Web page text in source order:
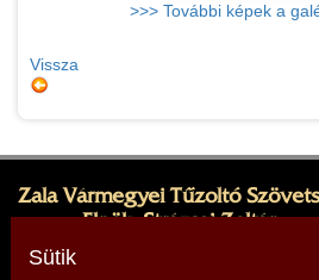
>>> További képek a
Vissza
Zala Vármegyei Tűzoltó
Elnök: Strázsai Zoltán
Cím: 8380 Hévíz, Sugár köz 1.
Sütik